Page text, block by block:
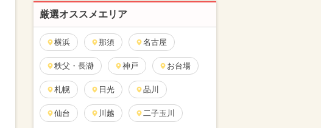
厳選オススメエリア
横浜 那須 名古屋
秩父・長瀞 神戸 お台場
札幌 日光 品川
仙台 川越 二子玉川